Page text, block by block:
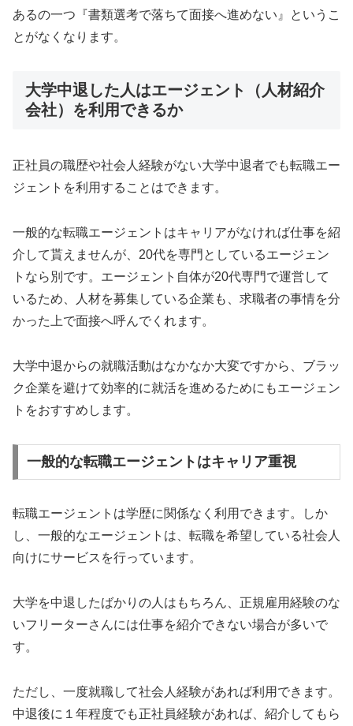
あるの一つ『書類選考で落ちて面接へ進めない』というこ
とがなくなります。
大学中退した人はエージェント（人材紹介
会社）を利用できるか
正社員の職歴や社会人経験がない大学中退者でも転職エー
ジェントを利用することはできます。
一般的な転職エージェントはキャリアがなければ仕事を紹
介して貰えませんが、20代を専門としているエージェン
トなら別です。エージェント自体が20代専門で運営して
いるため、人材を募集している企業も、求職者の事情を分
かった上で面接へ呼んでくれます。
大学中退からの就職活動はなかなか大変ですから、ブラッ
ク企業を避けて効率的に就活を進めるためにもエージェン
トをおすすめします。
一般的な転職エージェントはキャリア重視
転職エージェントは学歴に関係なく利用できます。しか
し、一般的なエージェントは、転職を希望している社会人
向けにサービスを行っています。
大学を中退したばかりの人はもちろん、正規雇用経験のな
いフリーターさんには仕事を紹介できない場合が多いで
す。
ただし、一度就職して社会人経験があれば利用できます。
中退後に１年程度でも正社員経験があれば、紹介してもら